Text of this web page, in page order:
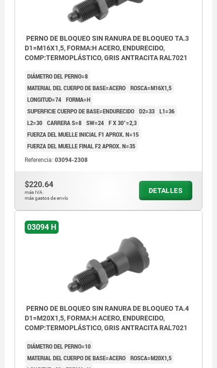
PERNO DE BLOQUEO SIN RANURA DE BLOQUEO TA.3
D1=M16X1,5, FORMA:H ACERO, ENDURECIDO,
COMP:TERMOPLÁSTICO, GRIS ANTRACITA RAL7021
DIÁMETRO DEL PERNO=8
MATERIAL DEL CUERPO DE BASE=ACERO ROSCA=M16X1,5
LONGITUD=74 FORMA=H
SUPERFICIE CUERPO DE BASE=ENDURECIDO D2=33 L1=36
L2=30 CARRERA S=8 SW=24 F X 30°=2,3
FUERZA DEL MUELLE INICIAL F1 APROX. N=15
FUERZA DEL MUELLE FINAL F2 APROX. N=35
Referencia: 03094-2308
$220.64
más IVA.
más gastos de envío
DETALLES
03094 H
PERNO DE BLOQUEO SIN RANURA DE BLOQUEO TA.4
D1=M20X1,5, FORMA:H ACERO, ENDURECIDO,
COMP:TERMOPLÁSTICO, GRIS ANTRACITA RAL7021
DIÁMETRO DEL PERNO=10
MATERIAL DEL CUERPO DE BASE=ACERO ROSCA=M20X1,5